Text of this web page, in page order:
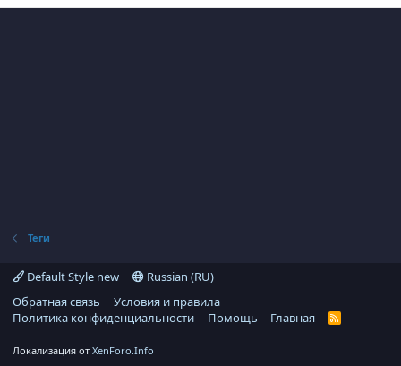
Теги
Default Style new
Russian (RU)
Обратная связь
Условия и правила
Политика конфиденциальности
Помощь Главная
R
Локализация от XenForo.Info